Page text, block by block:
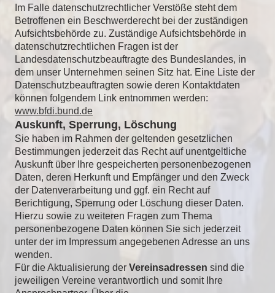
Im Falle datenschutzrechtlicher Verstöße steht dem
Betroffenen ein Beschwerderecht bei der zuständigen
Aufsichtsbehörde zu. Zuständige Aufsichtsbehörde in
datenschutzrechtlichen Fragen ist der
Landesdatenschutzbeauftragte des Bundeslandes, in
dem unser Unternehmen seinen Sitz hat. Eine Liste der
Datenschutzbeauftragten sowie deren Kontaktdaten
können folgendem Link entnommen werden:
www.bfdi.bund.de
Auskunft, Sperrung, Löschung
Sie haben im Rahmen der geltenden gesetzlichen
Bestimmungen jederzeit das Recht auf unentgeltliche
Auskunft über Ihre gespeicherten personenbezogenen
Daten, deren Herkunft und Empfänger und den Zweck
der Datenverarbeitung und ggf. ein Recht auf
Berichtigung, Sperrung oder Löschung dieser Daten.
Hierzu sowie zu weiteren Fragen zum Thema
personenbezogene Daten können Sie sich jederzeit
unter der im Impressum angegebenen Adresse an uns
wenden.
Für die Aktualisierung der Vereinsadressen sind die
jeweiligen Vereine verantwortlich und somit Ihre